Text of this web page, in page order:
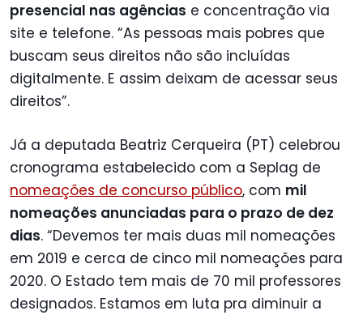
presencial nas agências e concentração via
site e telefone. “As pessoas mais pobres que
buscam seus direitos não são incluídas
digitalmente. E assim deixam de acessar seus
direitos”.
Já a deputada Beatriz Cerqueira (PT) celebrou
cronograma estabelecido com a Seplag de
nomeações de concurso público, com mil
nomeações anunciadas para o prazo de dez
dias. “Devemos ter mais duas mil nomeações
em 2019 e cerca de cinco mil nomeações para
2020. O Estado tem mais de 70 mil professores
designados. Estamos em luta pra diminuir a